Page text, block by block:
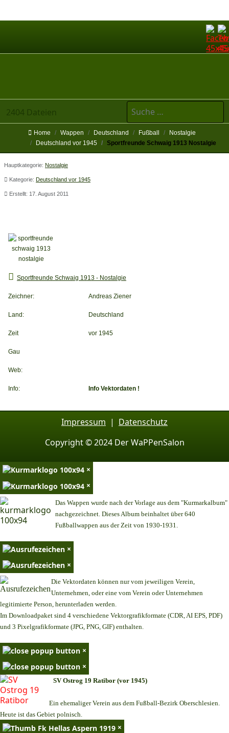
2404 Dateien
Suchen
Home Wappen Deutschland Fußball
Nostalgie
Deutschland vor 1945
Sportfreunde Schwaig 1913 Nostalgie
Hauptkategorie: Nostalgie
Kategorie: Deutschland vor 1945
Erstellt: 17. August 2011
Sportfreunde Schwaig 1913 - Nostalgie
Zeichner: Andreas Ziener
Land: Deutschland
Zeit vor 1945
Gau
Web:
Info: Info Vektordaten !
Impressum | Datenschutz
Copyright © 2024 Der WaPPenSalon
×
×
Das Wappen wurde nach der Vorlage aus dem "Kurmarkalbum"
nachgezeichnet. Dieses Album beinhaltet über 640
Fußballwappen aus der Zeit von 1930-1931.
×
×
Die Vektordaten können nur vom jeweiligen Verein,
Unternehmen, oder eine vom Verein oder Unternehmen
legitimierte Person, herunterladen werden.
Im Downloadpaket sind 4 verschiedene Vektorgrafikformate (CDR, AI EPS, PDF)
und 3 Pixelgrafikformate (JPG, PNG, GIF) enthalten.
×
×
SV Ostrog 19 Ratibor (vor 1945)
Ein ehemaliger Verein aus dem Fußball-Bezirk Oberschlesien.
Heute ist das Gebiet polnisch.
×